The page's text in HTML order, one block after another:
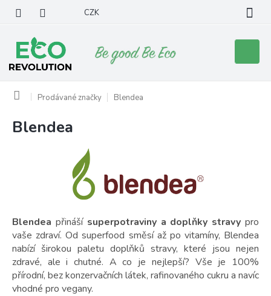
obsah
CZK
košík
Domů Prodávané značky Blendea
Blendea
Blendea přináší superpotraviny a doplňky stravy pro
vaše zdraví. Od superfood směsí až po vitamíny, Blendea
nabízí širokou paletu doplňků stravy, které jsou nejen
zdravé, ale i chutné. A co je nejlepší? Vše je 100%
přírodní, bez konzervačních látek, rafinovaného cukru a navíc
vhodné pro vegany.
V
o
d
u
k
t
ů